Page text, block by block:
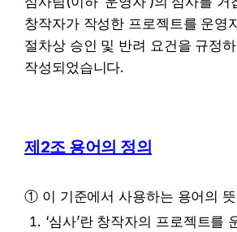
창작자가 작성한 프로젝트를 운영
절차상 승인 및 반려 요건을 규정
작성되었습니다.
제2조 용어의 정의
① 이 기준에서 사용하는 용어의
‘심사’란 창작자의 프로젝트를